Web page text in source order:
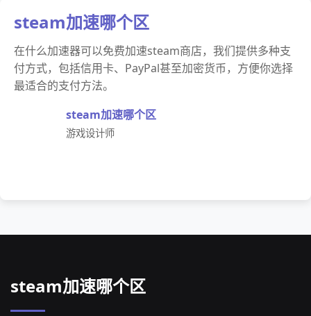
steam加速哪个区
在什么加速器可以免费加速steam商店，我们提供多种支
付方式，包括信用卡、PayPal甚至加密货币，方便你选择
最适合的支付方法。
steam加速哪个区
游戏设计师
steam加速哪个区